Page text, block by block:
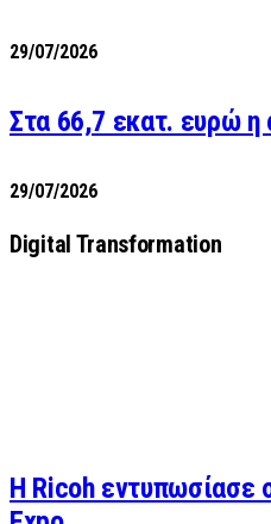
29/07/2026
Στα 66,7 εκατ. ευρώ η
29/07/2026
Digital Transformation
Η Ricoh εντυπωσίασε